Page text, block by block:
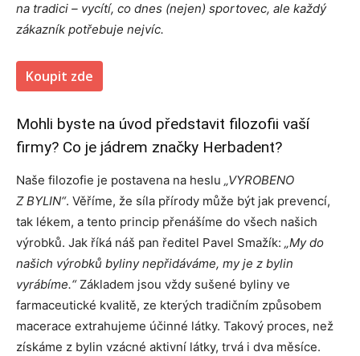
na tradici – vycítí, co dnes (nejen) sportovec, ale každý
zákazník potřebuje nejvíc.
Koupit zde
Mohli byste na úvod představit filozofii vaší
firmy? Co je jádrem značky Herbadent?
Naše filozofie je postavena na heslu „VYROBENO
Z BYLIN“. Věříme, že síla přírody může být jak prevencí,
tak lékem, a tento princip přenášíme do všech našich
výrobků. Jak říká náš pan ředitel Pavel Smažík: „My do
našich výrobků byliny nepřidáváme, my je z bylin
vyrábíme.“Základem jsou vždy sušené byliny ve
farmaceutické kvalitě, ze kterých tradičním způsobem
macerace extrahujeme účinné látky. Takový proces, než
získáme z bylin vzácné aktivní látky, trvá i dva měsíce.